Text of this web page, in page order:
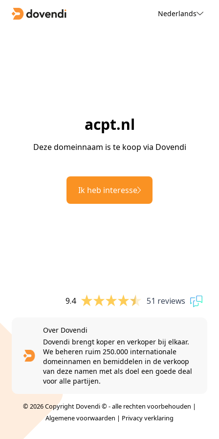
Nederlands
acpt.nl
Deze domeinnaam is te koop via Dovendi
Ik heb interesse
9.4 51 reviews
Over Dovendi
Dovendi brengt koper en verkoper bij elkaar.
We beheren ruim 250.000 internationale
domeinnamen en bemiddelen in de verkoop
van deze namen met als doel een goede deal
voor alle partijen.
© 2026 Copyright Dovendi © - alle rechten voorbehouden |
Algemene voorwaarden | Privacy verklaring